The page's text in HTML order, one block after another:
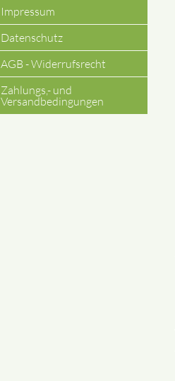
Impressum
Datenschutz
AGB - Widerrufsrecht
Zahlungs,- und
Versandbedingungen